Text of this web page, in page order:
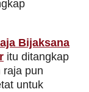
Bijaksana
itu ditangkap
raja pun
untuk